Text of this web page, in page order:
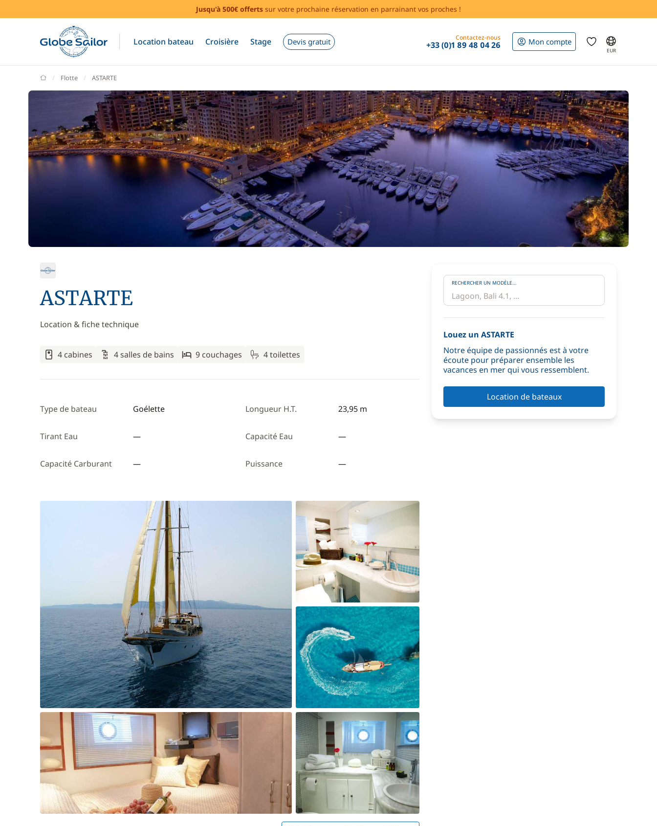
Jusqu'à 500€ offerts sur votre prochaine réservation en parrainant vos proches !
Location bateau Croisière Stage Devis gratuit Contactez-nous
+33 (0)1 89 48 04 26 Mon compte
EUR
GlobeSailor
Flotte ASTARTE
ASTARTE
Location & fiche technique
4 cabines 4 salles de bains 9 couchages 4 toilettes
Type de bateau Goélette Longueur H.T. 23,95 m
Tirant Eau — Capacité Eau —
Capacité Carburant — Puissance —
RECHERCHER UN MODÈLE...
Louez un ASTARTE
Notre équipe de passionnés est à votre
écoute pour préparer ensemble les
vacances en mer qui vous ressemblent.
Location de bateaux